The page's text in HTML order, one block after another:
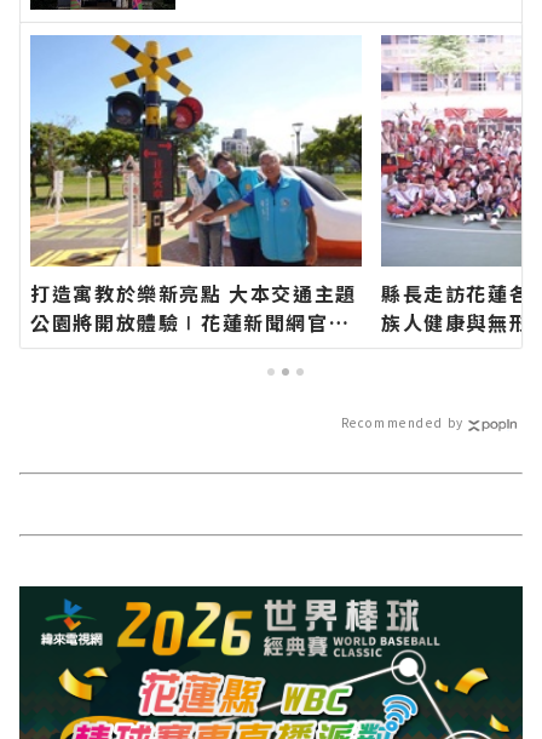
打造寓教於樂新亮點 大本交通主題
公園將開放體驗∣花蓮新聞網官方
網站各類新聞－最快速的今日新聞
縣長走訪花蓮各
族人健康與無形
福要延續、建
Recommended by